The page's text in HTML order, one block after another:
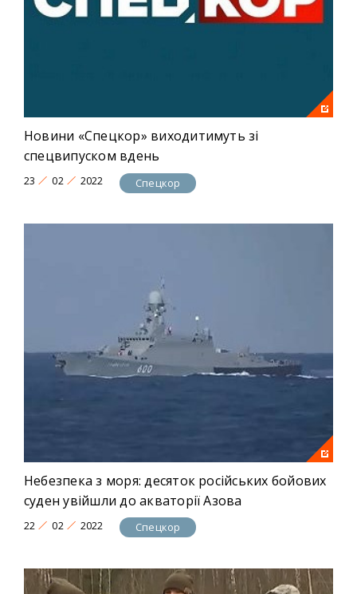
Новини «Спецкор» виходитимуть зі
спецвипуском вдень
23 02 2022 Спецкор
Небезпека з моря: десяток російських бойових
суден увійшли до акваторії Азова
22 02 2022 Спецкор